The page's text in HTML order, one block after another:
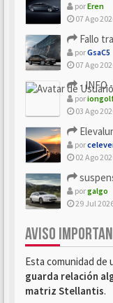
porEren
07 Ago
Fallo
porGsaC5
07 Ago
- INFO -
por
03 Ago
por
02 Ago
porgalgo
29 Jul
AVISO
Esta comunidad de
guarda relación
matriz Stellantis.